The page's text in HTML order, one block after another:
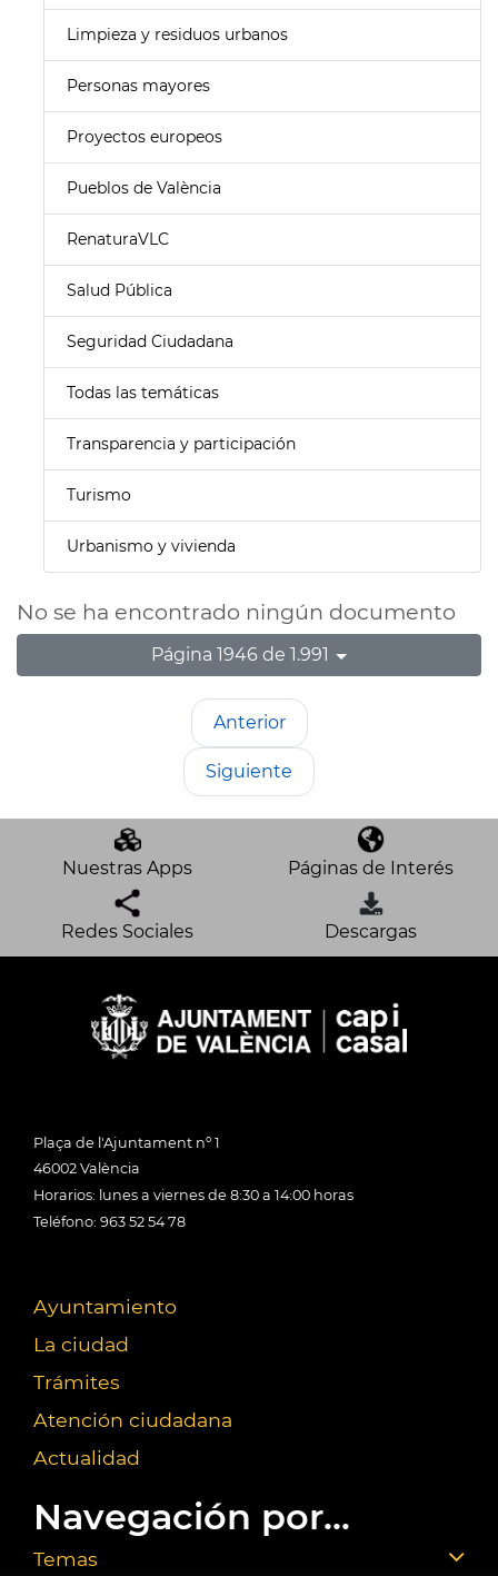
Limpieza y residuos urbanos
Personas mayores
Proyectos europeos
Pueblos de València
RenaturaVLC
Salud Pública
Seguridad Ciudadana
Todas las temáticas
Transparencia y participación
Turismo
Urbanismo y vivienda
No se ha encontrado ningún documento
Página 1946 de 1.991
Anterior
Siguiente
Nuestras Apps Páginas de Interés
Redes Sociales Descargas
Plaça de l'Ajuntament nº 1
46002 València
Horarios: lunes a viernes de 8:30 a 14:00 horas
Teléfono: 963 52 54 78
Ayuntamiento
La ciudad
Trámites
Atención ciudadana
Actualidad
Navegación por...
Temas